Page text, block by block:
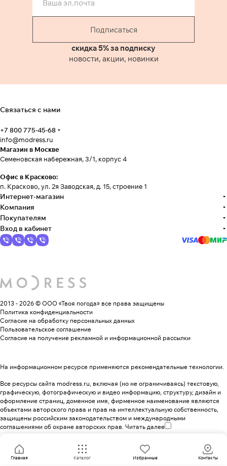
Подписаться
скидка 5% за подписку
новости, акции, новинки
Связаться с нами
+7 800 775-45-68
info@modress.ru
Магазин в Москве
Семеновская набережная, 3/1, корпус 4
Офис в Красково:
п. Красково, ул. 2я Заводская, д. 15, строение 1
Интернет-магазин
Компания
Покупателям
Вход в кабинет
2013 - 2026 © ООО «Твоя погода» все права защищены
Политика конфиденциальности
Согласие на обработку персональных данных
Пользовательское соглашение
Согласие на получение рекламной и информационной рассылки
На информационном ресурсе применяются рекомендательные технологии.
Все ресурсы сайта modress.ru, включая (но не ограничиваясь) текстовую,
графическую, фотографическую и видео информацию, структуру, дизайн и
оформление страниц, доменное имя, фирменное наименование являются
объектами авторского права и прав на интеллектуальную собственность,
защищены российским законодательством и международными
соглашениями об охране авторских прав. Читать далее
Главная Каталог Избранные Контакты